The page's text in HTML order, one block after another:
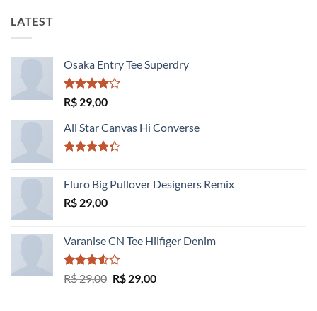
LATEST
Osaka Entry Tee Superdry
Avaliação
4.00
de
5
R$ 29,00
All Star Canvas Hi Converse
Fluro Big Pullover Designers Remix
R$ 29,00
Varanise CN Tee Hilfiger Denim
Avaliação
3.50
de
R$29,00 O
R$29,00O